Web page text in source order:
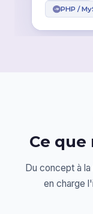
PHP /
Ce que
Du concept à
en charge